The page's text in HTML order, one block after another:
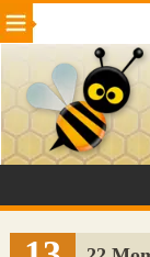
Beleza Cinema e
Internet Jogos
VeÃ­culos Adulto
Sugerir Link